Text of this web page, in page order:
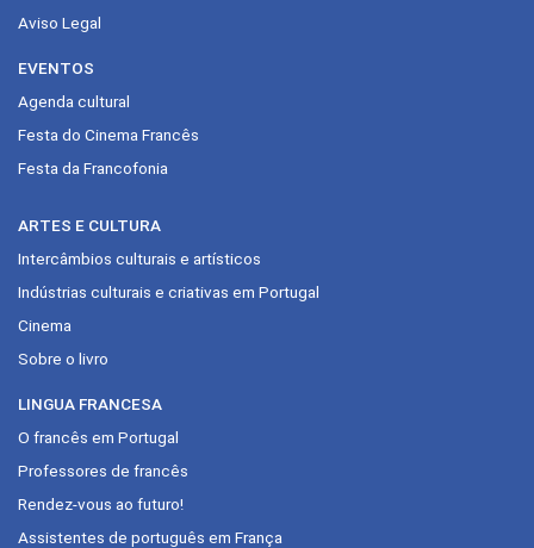
Aviso Legal
EVENTOS
Agenda cultural
Festa do Cinema Francês
Festa da Francofonia
ARTES E CULTURA
Intercâmbios culturais e artísticos
Indústrias culturais e criativas em Portugal
Cinema
Sobre o livro
LINGUA FRANCESA
O francês em Portugal
Professores de francês
Rendez-vous ao futuro!
Assistentes de português em França